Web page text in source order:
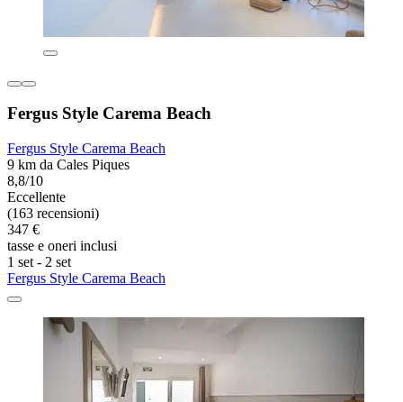
Fergus Style Carema Beach
Fergus Style Carema Beach
9 km da Cales Piques
8,8/10
Eccellente
(163 recensioni)
347 €
tasse e oneri inclusi
1 set - 2 set
Fergus Style Carema Beach